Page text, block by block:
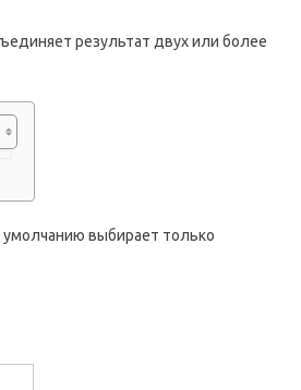
результат двух или более
умолчанию выбирает только